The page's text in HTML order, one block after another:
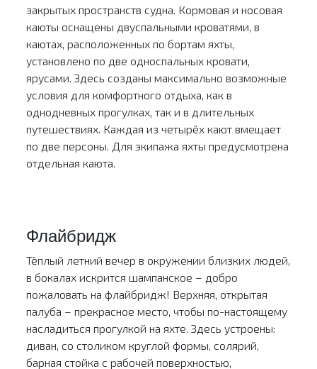
закрытых пространств судна. Кормовая и носовая
каюты оснащены двуспальными кроватями, в
каютах, расположенных по бортам яхты,
установлено по две односпальных кровати,
ярусами. Здесь созданы максимально возможные
условия для комфортного отдыха, как в
однодневных прогулках, так и в длительных
путешествиях. Каждая из четырёх кают вмещает
по две персоны. Для экипажа яхты предусмотрена
отдельная каюта.
Флайбридж
Тёплый летний вечер в окружении близких людей,
в бокалах искрится шампанское – добро
пожаловать на флайбридж! Верхняя, открытая
палуба – прекрасное место, чтобы по-настоящему
насладиться прогулкой на яхте. Здесь устроены:
диван, со столиком круглой формы, солярий,
барная стойка с рабочей поверхностью,